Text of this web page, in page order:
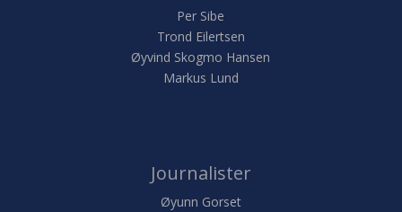
Per Sibe
Trond Eilertsen
Øyvind Skogmo Hansen
Markus Lund
Journalister
Øyunn Gorset